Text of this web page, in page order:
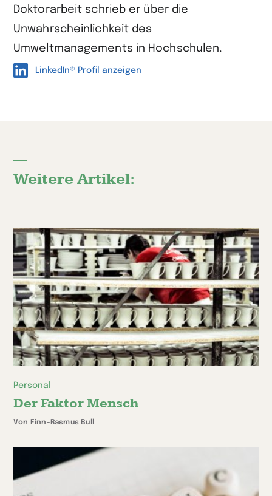
Doktorarbeit schrieb er über die
Unwahrscheinlichkeit des
Umweltmanagements in Hochschulen.
LinkedIn® Profil anzeigen
Weitere Artikel:
Personal
Der Faktor Mensch
Von Finn-Rasmus Bull